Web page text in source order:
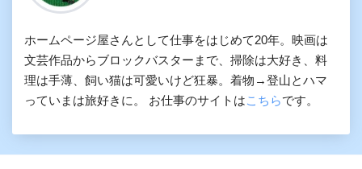
ホームページ屋さんとして仕事をはじめて20年。映画は
文芸作品からブロックバスターまで、掃除は大好き、料
理は手薄、飼い猫は可愛いけど狂暴。着物→登山とハマ
っていまは旅好きに。 お仕事のサイトはこちらです。